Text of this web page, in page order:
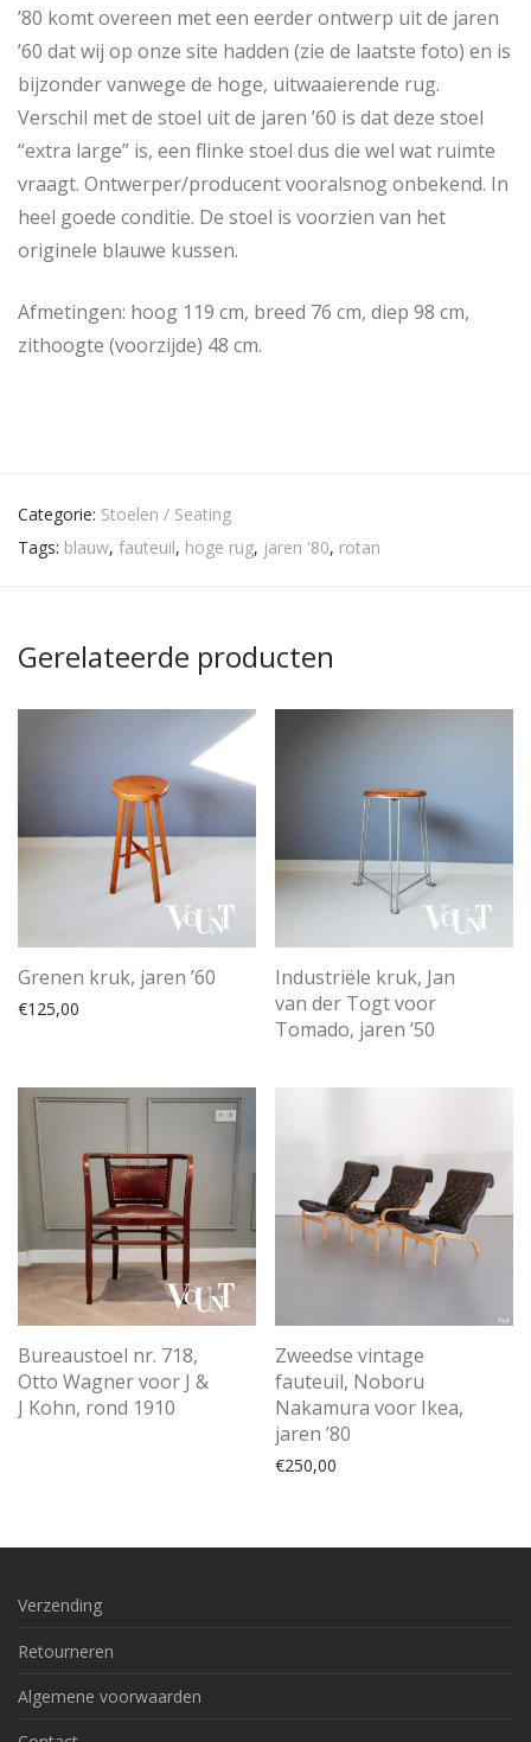
’80 komt overeen met een eerder ontwerp uit de jaren
’60 dat wij op onze site hadden (zie de laatste foto) en is
bijzonder vanwege de hoge, uitwaaierende rug.
Verschil met de stoel uit de jaren ’60 is dat deze stoel
“extra large” is, een flinke stoel dus die wel wat ruimte
vraagt. Ontwerper/producent vooralsnog onbekend. In
heel goede conditie. De stoel is voorzien van het
originele blauwe kussen.
Afmetingen: hoog 119 cm, breed 76 cm, diep 98 cm,
zithoogte (voorzijde) 48 cm.
Categorie: Stoelen / Seating
Tags: blauw, fauteuil, hoge rug, jaren '80, rotan
Gerelateerde producten
Grenen kruk, jaren ’60
€125,00
Industriële kruk, Jan
van der Togt voor
Tomado, jaren ’50
Bureaustoel nr. 718,
Otto Wagner voor J &
J Kohn, rond 1910
Zweedse vintage
fauteuil, Noboru
Nakamura voor Ikea,
jaren ’80
€250,00
Verzending
Retourneren
Algemene voorwaarden